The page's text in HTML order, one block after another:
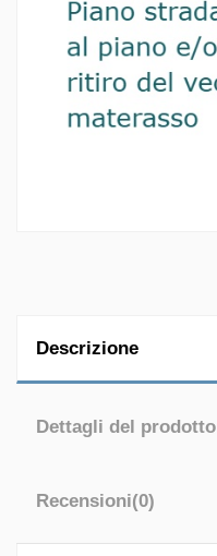
Descrizione
Dettagli del prodotto
Recensioni(0)